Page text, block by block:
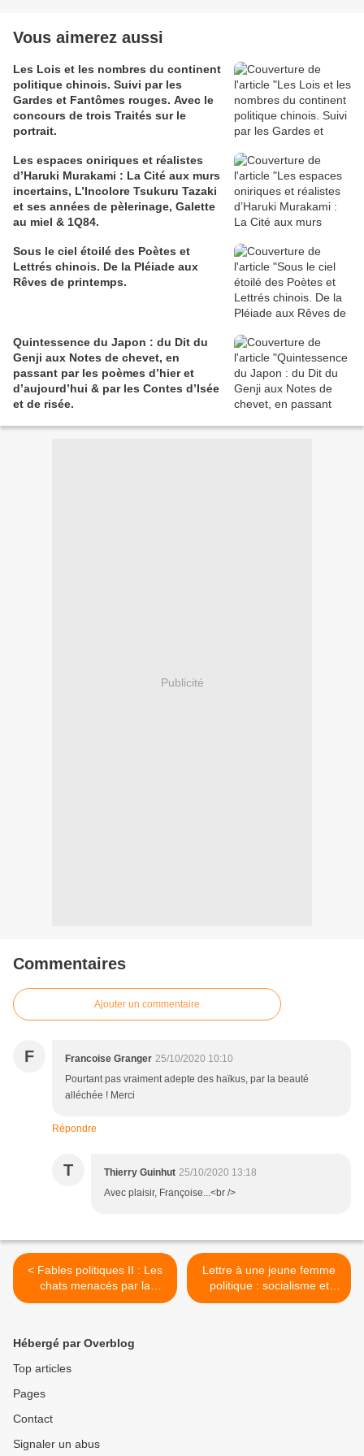
Vous aimerez aussi
Les Lois et les nombres du continent
politique chinois. Suivi par les
Gardes et Fantômes rouges. Avec le
concours de trois Traités sur le
portrait.
Les espaces oniriques et réalistes
d’Haruki Murakami : La Cité aux murs
incertains, L’Incolore Tsukuru Tazaki
et ses années de pèlerinage, Galette
au miel & 1Q84.
Sous le ciel étoilé des Poètes et
Lettrés chinois. De la Pléiade aux
Rêves de printemps.
Quintessence du Japon : du Dit du
Genji aux Notes de chevet, en
passant par les poèmes d’hier et
d’aujourd’hui & par les Contes d’Isée
et de risée.
Publicité
Commentaires
Ajouter un commentaire
F Francoise Granger 25/10/2020 10:10
Pourtant pas vraiment adepte des haïkus, par la beauté
alléchée ! Merci
Répondre
T Thierry Guinhut 25/10/2020 13:18
Avec plaisir, Françoise...<br />
< Fables politiques II : Les
chats menacés par la
religion des rats, L’Etat-
Démocratie Animale, La
Fable des porcs et de la
Lettre à une jeune femme
politique : socialisme et
islamisme. >
Hébergé par Overblog
Top articles
Pages
Contact
Signaler un abus